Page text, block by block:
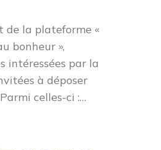
de la plateforme «
bonheur »,
intéressées par la
à déposer
celles-ci :…